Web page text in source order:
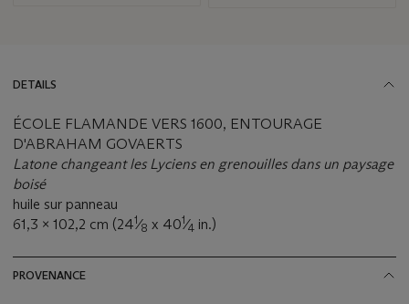
DETAILS
ÉCOLE FLAMANDE VERS 1600, ENTOURAGE
D'ABRAHAM GOVAERTS
Latone changeant les Lyciens en grenouilles dans un paysage
boisé
huile sur panneau
61,3 x 102,2 cm (241⁄8 x 401⁄4 in.)
PROVENANCE